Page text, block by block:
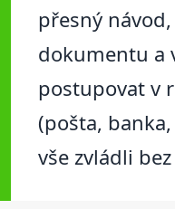
přesný
dokumentu a
postupovat v
(pošta,
vše zvládli